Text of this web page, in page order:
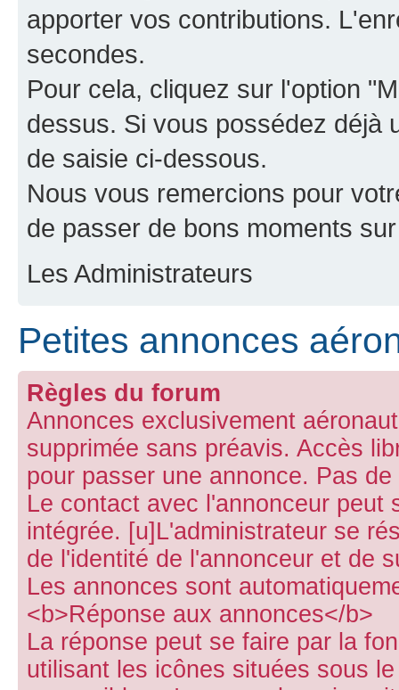
apporter vos contributions.
secondes.
Pour cela, cliquez sur l'option
dessus. Si vous possédez déjà
de saisie ci-dessous.
Nous vous remercions pour
de passer de bons moments
Les Administrateurs
Petites annonces
Règles du forum
Annonces exclusivement
supprimée sans préavis. Accès
pour passer une annonce. Pas
Le contact avec l'annonceur peut
intégrée. [u]L'administrateur se
de l'identité de l'annonceur et de
Les annonces sont
<b>Réponse aux annonces</b>
La réponse peut se faire par la
utilisant les icônes situées sous